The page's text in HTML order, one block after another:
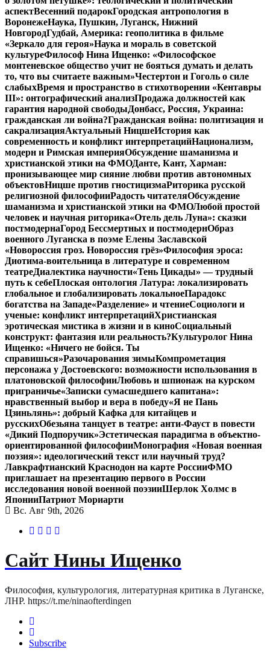
аспектВесенний подарокГородская антропология в
ВоронежеНаука, Пушкин, Луганск, Нижний
НовгородГудбай, Америка: геополитика в фильме
«Зеркало для героя»Наука и мораль в советской
культуреФилософ Нина Ищенко: «Философское
монтеневское общество учит не бояться думать и делать
то, что вы считаете важным»Честертон и Гоголь о силе
слабыхВремя и пространство в стихотворении «Кентавры
III»: онтографический анализПродажа должностей как
гарантия народной свободыДонбасс, Россия, Украина:
гражданская ли война?Гражданская война: политизация и
сакрализацияАктуальный НицшеИстория как
современность и конфликт интерпретацийНационализм,
модерн и Римская империяОбсуждение шаманизма и
христианской этики на ФМОДанте, Кант, Харман:
пронизывающее мир сияние любви против автономных
объектовНицше против гностицизмаРиторика русской
религиозной философииРадость читателяОбсуждение
шаманизма и христианской этики на ФМОЛюбой простой
человек и научная риторика«Отель дель Луна»: сказки
постмодернаГород Бессмертных и постмодернОбраз
военного Луганска в поэме Елены Заславской
«Новороссия гроз. Новороссия грёз»Философия эроса:
Диотима-воительница в литературе и современном
театреДиалектика научности«Тень Цикады» — трудный
путь к себеПлоская онтология Латура: локализировать
глобальное и глобализировать локальноеПарадокс
богатства на Западе«Разделение» и чтениеСоциологи и
ученые: конфликт интерпретацийХристианская
эротическая мистика в жизни и в киноСоциальный
конструкт: фантазия или реальность?Культуролог Нина
Ищенко: «Ничего не бойся. Ты
справишься»Разочарования зимыКомпрометация
персонажа у Достоевского: возможности использования в
платоновской философииЛюбовь и шпионаж на курском
приграничье«Записки сумасшедшего капитана»:
нравственный выбор и вера в победу«Я не Пань
Цзиньлянь»: добрый Кафка для китайцев и
русскихОбезьяна танцует в театре: анти-Фауст в повести
«Дикий Подпоручик»Эстетическая парадигма в объектно-
ориентированной философииМонография «Новая военная
поэзия»: идеологический текст или научный труд?
Лавкрафтианский Краснодон на карте РоссииФМО
приглашает на презентацию первого в России
исследования новой военной поэзииШерлок Холмс в
ЯпонииПатриот Мориарти
Вс. Авг 9th, 2026
Сайт Нины Ищенко
Философия, культурология, литературная критика в Луганске,
ЛНР. https://t.me/ninaofterdingen
Subscribe